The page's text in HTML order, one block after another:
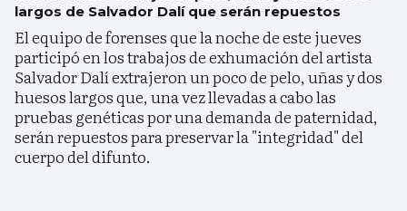
largos de Salvador Dalí que serán repuestos
El equipo de forenses que la noche de este jueves
participó en los trabajos de exhumación del artista
Salvador Dalí extrajeron un poco de pelo, uñas y dos
huesos largos que, una vez llevadas a cabo las
pruebas genéticas por una demanda de paternidad,
serán repuestos para preservar la "integridad" del
cuerpo del difunto.